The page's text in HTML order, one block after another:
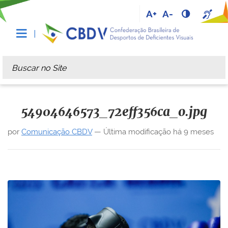
A+ A-
Busca
Busca Avançada…
54904646573_72eff356ca_o.jpg
por Comunicação CBDV— Última modificação há 9 meses